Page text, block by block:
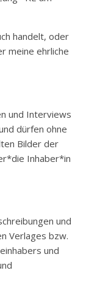
handelt, oder
meine ehrliche
und Interviews
dürfen ohne
Bilder der
Inhaber*in
und
Verlages bzw.
und